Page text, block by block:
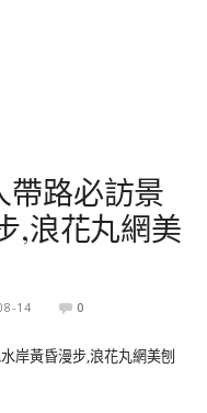
帶路必訪景
,浪花丸網美
14 0